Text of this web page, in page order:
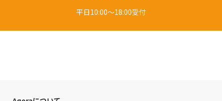
平日10:00〜18:00受付